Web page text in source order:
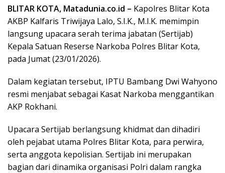
BLITAR KOTA, Matadunia.co.id – Kapolres Blitar Kota
AKBP Kalfaris Triwijaya Lalo, S.I.K., M.I.K. memimpin
langsung upacara serah terima jabatan (Sertijab)
Kepala Satuan Reserse Narkoba Polres Blitar Kota,
pada Jumat (23/01/2026).
Dalam kegiatan tersebut, IPTU Bambang Dwi Wahyono
resmi menjabat sebagai Kasat Narkoba menggantikan
AKP Rokhani.
Upacara Sertijab berlangsung khidmat dan dihadiri
oleh pejabat utama Polres Blitar Kota, para perwira,
serta anggota kepolisian. Sertijab ini merupakan
bagian dari dinamika organisasi Polri dalam rangka